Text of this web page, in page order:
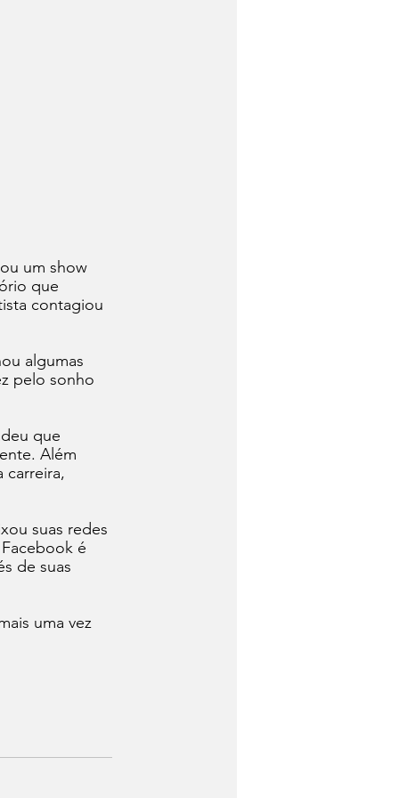
um show
que
contagiou
algumas
pelo sonho
que
Além
carreira,
suas redes
é
de suas
uma vez